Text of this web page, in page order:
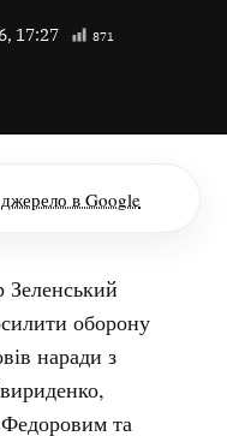
17:27 871
в Google
оборону
наради з
та